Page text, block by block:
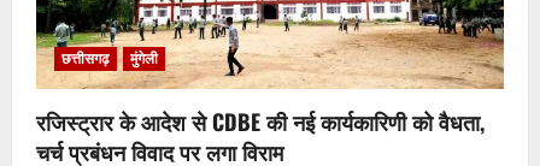
छत्तीसगढ़ मुंगेली
रजिस्ट्रार के आदेश से CDBE की नई कार्यकारिणी को वैधता,
चर्च प्रबंधन विवाद पर लगा विराम